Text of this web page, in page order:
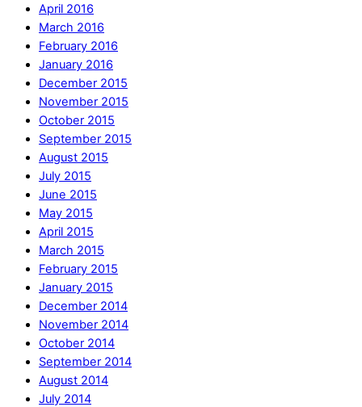
April 2016
March 2016
February 2016
January 2016
December 2015
November 2015
October 2015
September 2015
August 2015
July 2015
June 2015
May 2015
April 2015
March 2015
February 2015
January 2015
December 2014
November 2014
October 2014
September 2014
August 2014
July 2014